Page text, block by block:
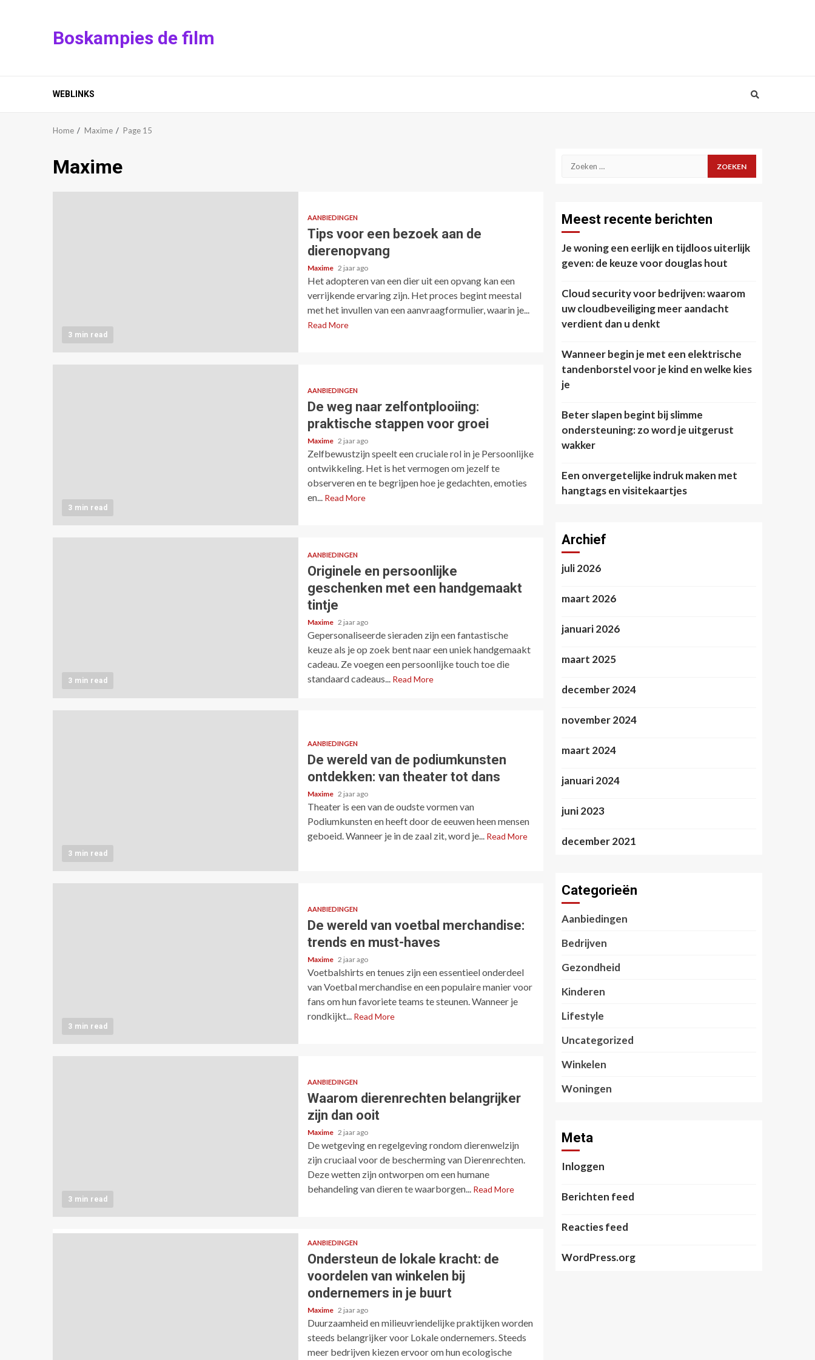
Boskampies de film
WEBLINKS
Home Maxime Page 15
Maxime
3 min read
AANBIEDINGEN
Tips voor een bezoek aan de
dierenopvang
Maxime 2 jaar ago
Het adopteren van een dier uit een opvang kan een
verrijkende ervaring zijn. Het proces begint meestal
met het invullen van een aanvraagformulier, waarin je...
Read More
3 min read
AANBIEDINGEN
De weg naar zelfontplooiing:
praktische stappen voor groei
Maxime 2 jaar ago
Zelfbewustzijn speelt een cruciale rol in je Persoonlijke
ontwikkeling. Het is het vermogen om jezelf te
observeren en te begrijpen hoe je gedachten, emoties
en...
Read More
3 min read
AANBIEDINGEN
Originele en persoonlijke
geschenken met een handgemaakt
tintje
Maxime 2 jaar ago
Gepersonaliseerde sieraden zijn een fantastische
keuze als je op zoek bent naar een uniek handgemaakt
cadeau. Ze voegen een persoonlijke touch toe die
standaard cadeaus...
Read More
3 min read
AANBIEDINGEN
De wereld van de podiumkunsten
ontdekken: van theater tot dans
Maxime 2 jaar ago
Theater is een van de oudste vormen van
Podiumkunsten en heeft door de eeuwen heen mensen
geboeid. Wanneer je in de zaal zit, word je...
Read More
3 min read
AANBIEDINGEN
De wereld van voetbal merchandise:
trends en must-haves
Maxime 2 jaar ago
Voetbalshirts en tenues zijn een essentieel onderdeel
van Voetbal merchandise en een populaire manier voor
fans om hun favoriete teams te steunen. Wanneer je
rondkijkt...
Read More
3 min read
AANBIEDINGEN
Waarom dierenrechten belangrijker
zijn dan ooit
Maxime 2 jaar ago
De wetgeving en regelgeving rondom dierenwelzijn
zijn cruciaal voor de bescherming van Dierenrechten.
Deze wetten zijn ontworpen om een humane
behandeling van dieren te waarborgen...
Read More
AANBIEDINGEN
Ondersteun de lokale kracht: de
voordelen van winkelen bij
ondernemers in je buurt
Maxime 2 jaar ago
Duurzaamheid en milieuvriendelijke praktijken worden
steeds belangrijker voor Lokale ondernemers. Steeds
meer bedrijven kiezen ervoor om hun ecologische
Zoeken
Meest recente berichten
Je woning een eerlijk en tijdloos uiterlijk
geven: de keuze voor douglas hout
Cloud security voor bedrijven: waarom
uw cloudbeveiliging meer aandacht
verdient dan u denkt
Wanneer begin je met een elektrische
tandenborstel voor je kind en welke kies
je
Beter slapen begint bij slimme
ondersteuning: zo word je uitgerust
wakker
Een onvergetelijke indruk maken met
hangtags en visitekaartjes
Archief
juli 2026
maart 2026
januari 2026
maart 2025
december 2024
november 2024
maart 2024
januari 2024
juni 2023
december 2021
Categorieën
Aanbiedingen
Bedrijven
Gezondheid
Kinderen
Lifestyle
Uncategorized
Winkelen
Woningen
Meta
Inloggen
Berichten feed
Reacties feed
WordPress.org